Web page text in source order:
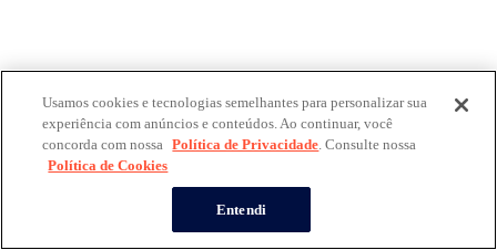
Usamos cookies e tecnologias semelhantes para personalizar sua
experiência com anúncios e conteúdos. Ao continuar, você
concorda com nossa Política de Privacidade. Consulte nossa
Política de Cookies
Entendi